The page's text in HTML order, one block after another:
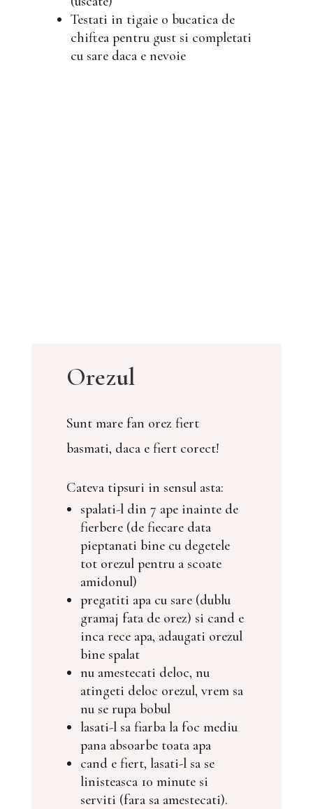
Testati in tigaie o bucatica de
chiftea pentru gust si completati
cu sare daca e nevoie
Orezul
Sunt mare fan orez fiert
basmati, daca e fiert corect!
Cateva tipsuri in sensul asta:
spalati-l din 7 ape inainte de
fierbere (de fiecare data
pieptanati bine cu degetele
tot orezul pentru a scoate
amidonul)
pregatiti apa cu sare (dublu
gramaj fata de orez) si cand e
inca rece apa, adaugati orezul
bine spalat
nu amestecati deloc, nu
atingeti deloc orezul, vrem sa
nu se rupa bobul
lasati-l sa fiarba la foc mediu
pana absoarbe toata apa
cand e fiert, lasati-l sa se
linisteasca 10 minute si
serviti (fara sa amestecati).